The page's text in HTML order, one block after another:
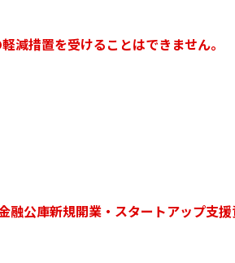
減措置を受けることはできません。
融公庫新規開業・スタートアップ支